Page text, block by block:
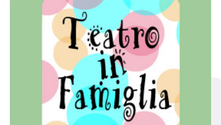
Teatro in famiglia
Teatro In Famiglia è una rassegna di teatro concepita
per far condividere e godere del teatro all’intera
famiglia.
Continua